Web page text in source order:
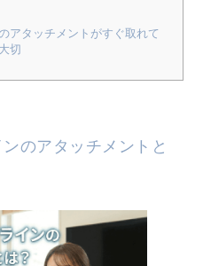
アタッチメントがすぐ取れて
切
のアタッチメントと